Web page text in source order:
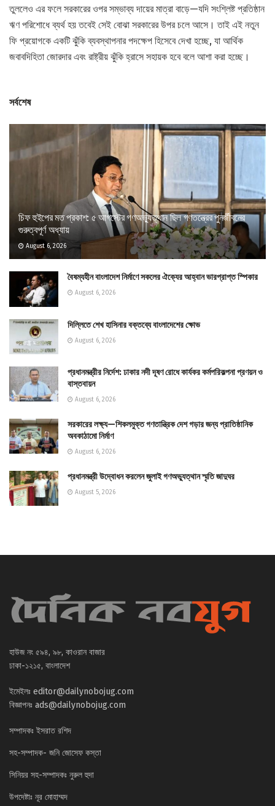
তুললেও এর ফলে সরকারের ওপর সম্ভাব্য দায়ের মাত্রা বাড়ে—যদি সংশ্লিষ্ট প্রতিষ্ঠান
ঋণ পরিশোধে ব্যর্থ হয় তবেই সেই বোঝা সরকারের উপর চলে আসে। তাই এই নতুন
ফি প্রয়োগকে একটি ঝুঁকি ব্যবস্থাপনার পদক্ষেপ হিসেবে দেখা হচ্ছে, যা আর্থিক
জবাবদিহিতা জোরদার এবং রাষ্ট্রীয় ঝুঁকি হ্রাসে সহায়ক হবে বলে আশা করা হচ্ছে।
সর্বশেষ
চিফ হুইপের মত প্রকাশ: ৫ আগস্টের গণঅভ্যুত্থান ছিল গণতন্ত্রের পুনর্জীবনের
গুরুত্বপূর্ণ অধ্যায়
August 6, 2026
বৈষম্যহীন বাংলাদেশ নির্মাণে সকলের ঐক্যের আহ্বান ভারপ্রাপ্ত স্পিকার
August 6, 2026
দিল্লিতে শেখ হাসিনার বক্তব্যে বাংলাদেশের ক্ষোভ
August 6, 2026
প্রধানমন্ত্রীর নির্দেশ: ঢাকার নদী দূষণ রোধে কার্যকর কর্মপরিকল্পনা প্রণয়ন ও
বাস্তবায়ন
August 6, 2026
সরকারের লক্ষ্য—শিকলমুক্ত গণতান্ত্রিক দেশ গড়ার জন্য প্রাতিষ্ঠানিক
অবকাঠামো নির্মাণ
August 6, 2026
প্রধানমন্ত্রী উদ্বোধন করলেন জুলাই গণঅভ্যুত্থান স্মৃতি জাদুঘর
August 5, 2026
হাউজ নং ৫৯৪, ৯৮, কাওরান বাজার
ঢাকা-১২১৫, বাংলাদেশ
ইমেইলঃ editor@dailynobojug.com
বিজ্ঞাপনঃ ads@dailynobojug.com
সম্পাদকঃ ইসরাত রশিদ
সহ-সম্পাদক- জনি জোসেফ কস্তা
সিনিয়র সহ-সম্পাদকঃ নুরুল হুদা
উপদেষ্টাঃ নূর মোহাম্মদ